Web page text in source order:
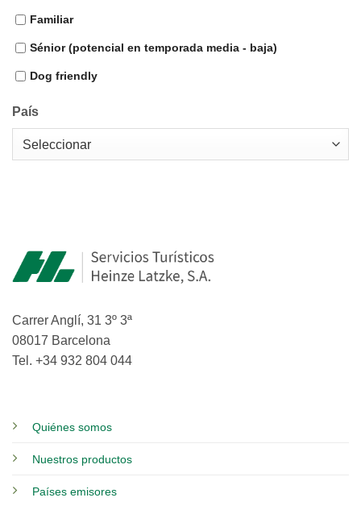
Familiar
Sénior (potencial en temporada media - baja)
Dog friendly
País
Carrer Anglí, 31 3º 3ª
08017 Barcelona
Tel. +34 932 804 044
Quiénes somos
Nuestros productos
Países emisores